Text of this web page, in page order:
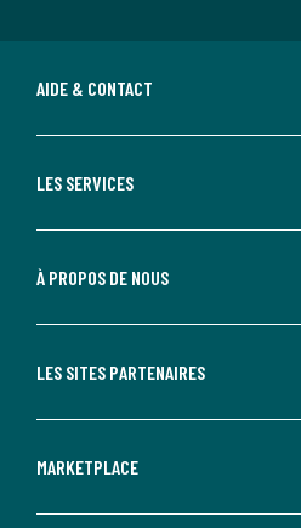
AIDE & CONTACT
LES SERVICES
À PROPOS DE NOUS
LES SITES PARTENAIRES
MARKETPLACE